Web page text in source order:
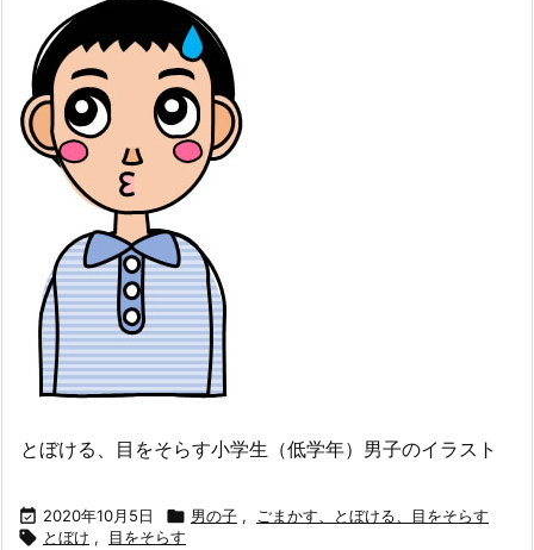
とぼける、目をそらす小学生（低学年）男子のイラスト
 2020年10月5日  男の子 , ごまかす、とぼける、目をそらす
 とぼけ , 目をそらす